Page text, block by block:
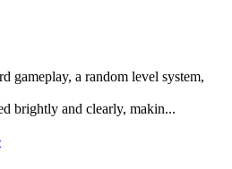
gameplay, a random level system,
brightly and clearly, makin...